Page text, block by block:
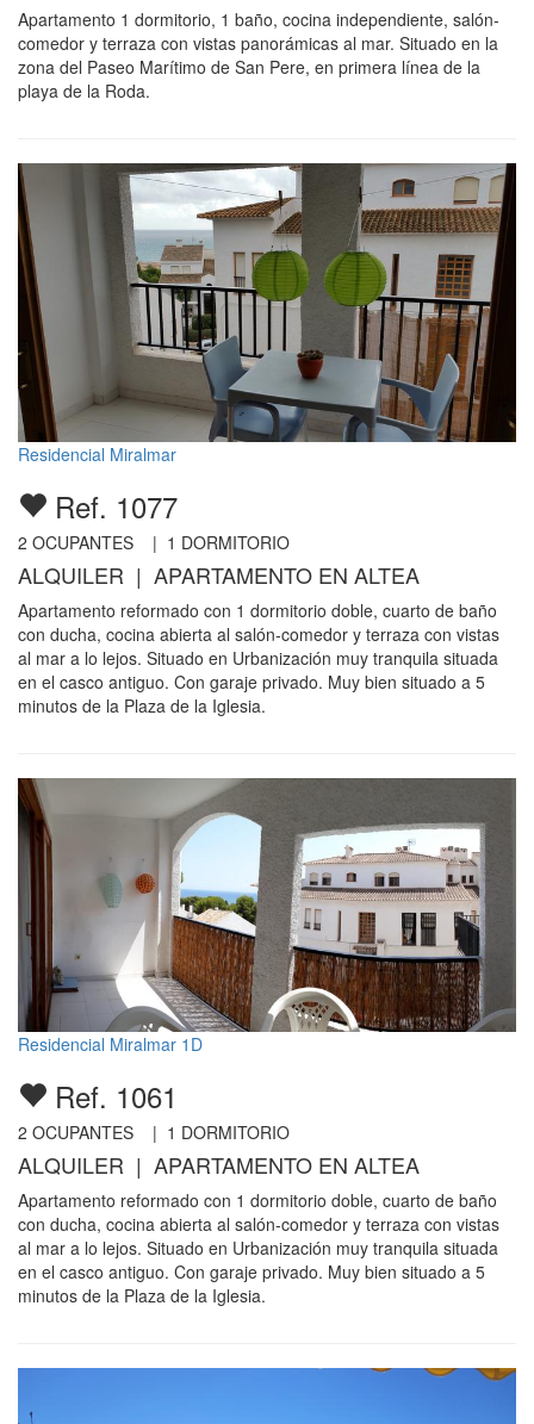
Apartamento 1 dormitorio, 1 baño, cocina independiente, salón-
comedor y terraza con vistas panorámicas al mar. Situado en la
zona del Paseo Marítimo de San Pere, en primera línea de la
playa de la Roda.
Residencial Miralmar
Ref. 1077
2 OCUPANTES | 1 DORMITORIO
ALQUILER | APARTAMENTO EN ALTEA
Apartamento reformado con 1 dormitorio doble, cuarto de baño
con ducha, cocina abierta al salón-comedor y terraza con vistas
al mar a lo lejos. Situado en Urbanización muy tranquila situada
en el casco antiguo. Con garaje privado. Muy bien situado a 5
minutos de la Plaza de la Iglesia.
Residencial Miralmar 1D
Ref. 1061
2 OCUPANTES | 1 DORMITORIO
ALQUILER | APARTAMENTO EN ALTEA
Apartamento reformado con 1 dormitorio doble, cuarto de baño
con ducha, cocina abierta al salón-comedor y terraza con vistas
al mar a lo lejos. Situado en Urbanización muy tranquila situada
en el casco antiguo. Con garaje privado. Muy bien situado a 5
minutos de la Plaza de la Iglesia.